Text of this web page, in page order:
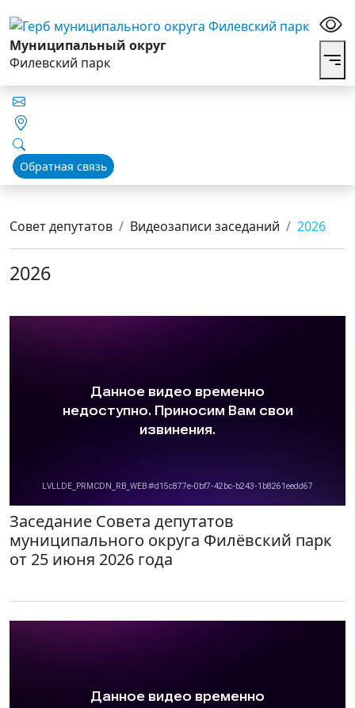
Муниципальный округ
Филевский парк
Обратная связь
Совет депутатов Видеозаписи заседаний 2026
2026
Заседание Совета депутатов
муниципального округа Филёвский парк
от 25 июня 2026 года